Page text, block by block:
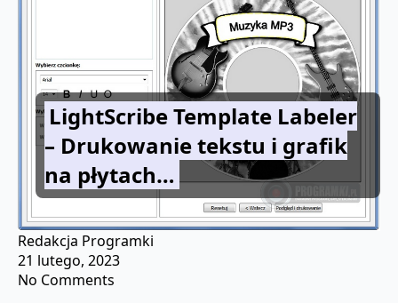
LightScribe Template Labeler
– Drukowanie tekstu i grafik
na płytach…
Redakcja Programki
21 lutego, 2023
No Comments